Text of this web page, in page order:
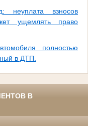
неуплата взносов
ущемлять право
полностью
в ДТП.
В